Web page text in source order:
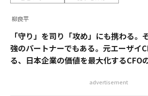
柳良平
「守り」を司り「攻め」にも携わる。
強のパートナーでもある。元エーザイ
る、日本企業の価値を最大化するCFO
advertisement